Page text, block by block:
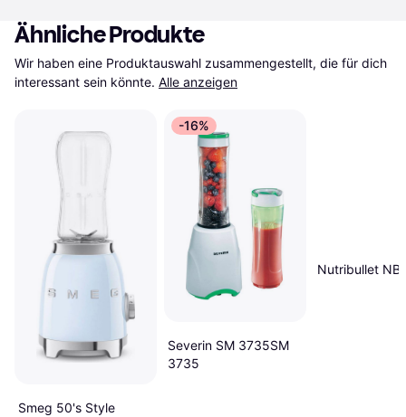
Ähnliche Produkte
Wir haben eine Produktauswahl zusammengestellt, die für dich
interessant sein könnte. Alle anzeigen
Smeg 50's Style
-16%
Severin SM 3735SM
3735
Nutribullet